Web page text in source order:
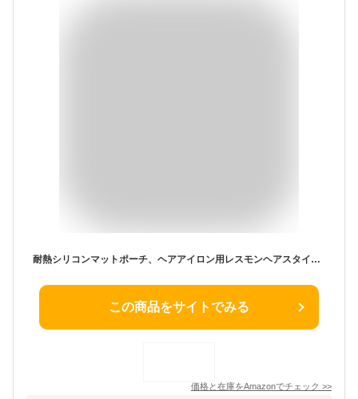
耐熱シリコンマットポーチ、ヘアアイロン用レスモンヘアスタイリングツール、ストレートヘアアイロン、フラットアイロン、高さ28.5cm＆幅14cm、食品グレードのシリコン、ブラック
この商品をサイトでみる
価格と在庫をAmazonでチェック >>